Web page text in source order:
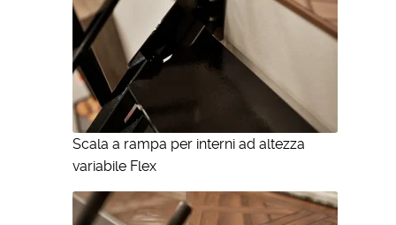
Scala a rampa per interni ad altezza
variabile Flex